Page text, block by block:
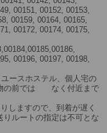
00151, 00152, 00153,
00159, 00164, 00165,
00172, 00174, 00175,
00196, 00197, 00198,
ースホステル、個人宅の
の前では なく付近まで
しますので、到着が遅く
りルートの指定は不可とな